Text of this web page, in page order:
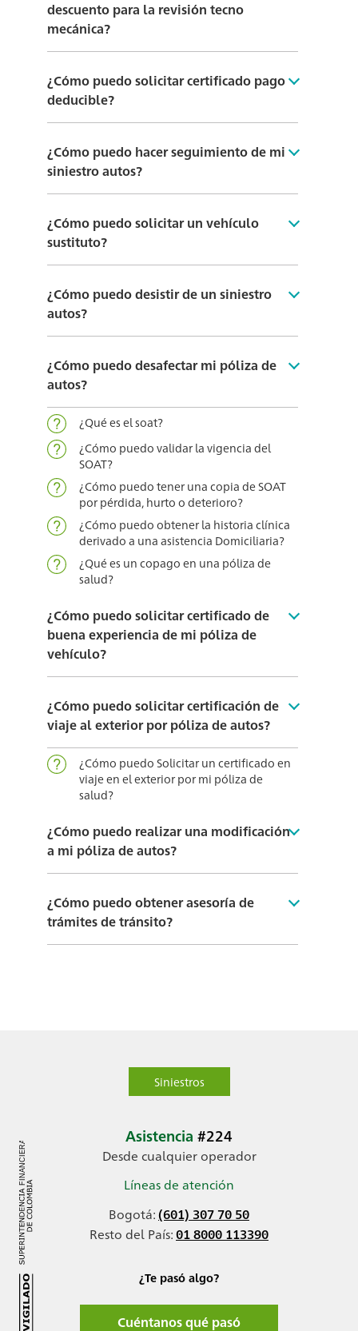
descuento para la revisión tecno
mecánica?
¿Cómo puedo solicitar certificado pago
deducible?
¿Cómo puedo hacer seguimiento de mi
siniestro autos?
¿Cómo puedo solicitar un vehículo
sustituto?
¿Cómo puedo desistir de un siniestro
autos?
¿Cómo puedo desafectar mi póliza de
autos?
¿Qué es el soat?
¿Cómo puedo validar la vigencia del
SOAT?
¿Cómo puedo tener una copia de SOAT
por pérdida, hurto o deterioro?
¿Cómo puedo obtener la historia clínica
derivado a una asistencia Domiciliaria?
¿Qué es un copago en una póliza de
salud?
¿Cómo puedo solicitar certificado de
buena experiencia de mi póliza de
vehículo?
¿Cómo puedo solicitar certificación de
viaje al exterior por póliza de autos?
¿Cómo puedo Solicitar un certificado en
viaje en el exterior por mi póliza de
salud?
¿Cómo puedo realizar una modificación
a mi póliza de autos?
¿Cómo puedo obtener asesoría de
trámites de tránsito?
Siniestros
Asistencia #224
Desde cualquier operador
Líneas de atención
Bogotá:(601) 307 70 50
Resto del País:01 8000 113390
¿Te pasó algo?
Cuéntanos qué pasó